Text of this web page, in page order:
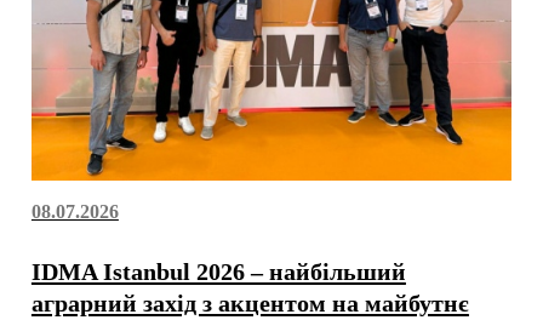
08.07.2026
IDMA Istanbul 2026 – найбільший
аграрний захід з акцентом на майбутнє